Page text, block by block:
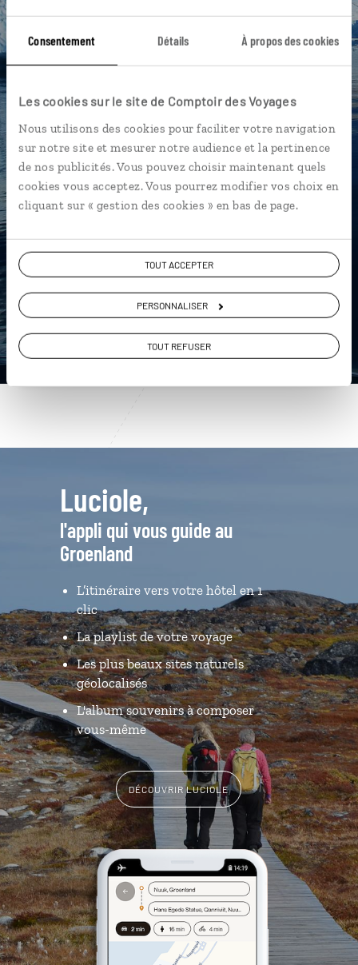
Consentement Détails À propos des cookies
Les cookies sur le site de Comptoir des Voyages
Nous utilisons des cookies pour faciliter votre navigation
sur notre site et mesurer notre audience et la pertinence
de nos publicités. Vous pouvez choisir maintenant quels
cookies vous acceptez. Vous pourrez modifier vos choix en
cliquant sur « gestion des cookies » en bas de page.
TOUT ACCEPTER
PERSONNALISER
TOUT REFUSER
Échangez en face à face ou depuis nos studios
connectés en agence, mais aussi par email ou
téléphone.
pendant et après votre voyage.
DEMANDER UN DEVIS
Construisez votre voyage avec un spécialiste
Groenland
01 86 95 65 22
Du lundi au samedi de 09h30 à 18h30
Luciole,
l'appli qui vous guide au
Groenland
L’itinéraire vers votre hôtel en 1
clic
La playlist de votre voyage
Les plus beaux sites naturels
géolocalisés
L'album souvenirs à composer
vous-même
DÉCOUVRIR LUCIOLE